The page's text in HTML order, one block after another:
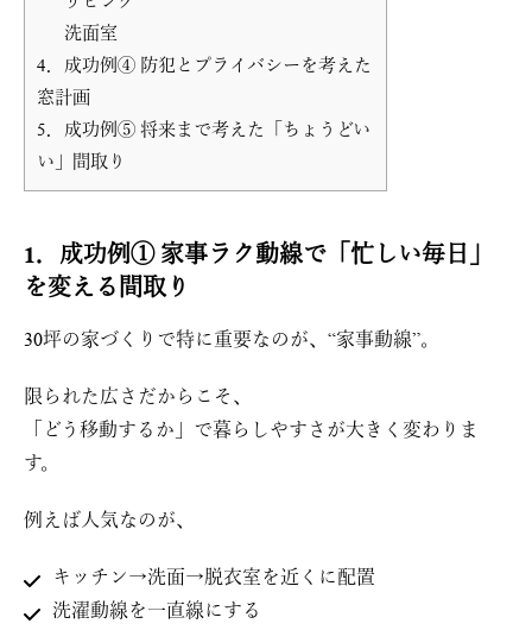
洗面室
4．成功例④ 防犯とプライバシーを考えた
窓計画
5．成功例⑤ 将来まで考えた「ちょうどい
い」間取り
1．成功例① 家事ラク動線で「忙しい毎日」
を変える間取り
30坪の家づくりで特に重要なのが、“家事動線”。
限られた広さだからこそ、
「どう移動するか」で暮らしやすさが大きく変わりま
す。
例えば人気なのが、
キッチン→洗面→脱衣室を近くに配置
洗濯動線を一直線にする